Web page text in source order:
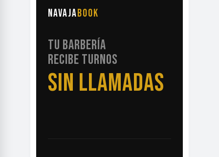
NAVAJABOOK
TU BARBERÍA
RECIBE TURNOS
SIN LLAMADAS